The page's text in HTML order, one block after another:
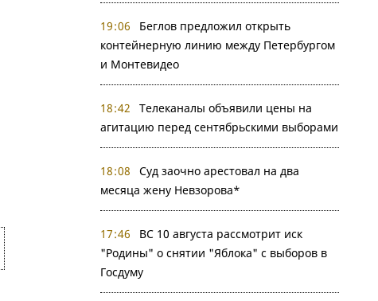
19:06
Беглов предложил открыть
контейнерную линию между Петербургом
и Монтевидео
18:42
Телеканалы объявили цены на
агитацию перед сентябрьскими выборами
18:08
Суд заочно арестовал на два
месяца жену Невзорова*
17:46
ВС 10 августа рассмотрит иск
"Родины" о снятии "Яблока" с выборов в
Госдуму